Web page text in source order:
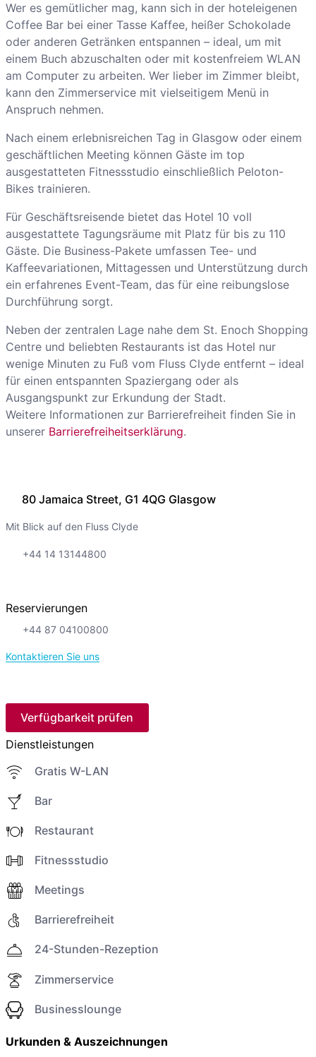
80 Jamaica Street, G1 4QG Glasgow
Mit Blick auf den Fluss Clyde
+44 14 13144800
Reservierungen
+44 87 04100800
Kontaktieren Sie uns
Verfügbarkeit prüfen
Dienstleistungen
Gratis W-LAN
Bar
Restaurant
Fitnessstudio
Meetings
Barrierefreiheit
24-Stunden-Rezeption
Zimmerservice
Businesslounge
Urkunden & Auszeichnungen
Wer es gemütlicher mag, kann sich in der hoteleigenen
Coffee Bar bei einer Tasse Kaffee, heißer Schokolade
oder anderen Getränken entspannen – ideal, um mit
einem Buch abzuschalten oder mit kostenfreiem WLAN
am Computer zu arbeiten. Wer lieber im Zimmer bleibt,
kann den Zimmerservice mit vielseitigem Menü in
Anspruch nehmen.
Nach einem erlebnisreichen Tag in Glasgow oder einem
geschäftlichen Meeting können Gäste im top
ausgestatteten Fitnessstudio einschließlich Peloton-
Bikes trainieren.
Für Geschäftsreisende bietet das Hotel 10 voll
ausgestattete Tagungsräume mit Platz für bis zu 110
Gäste. Die Business-Pakete umfassen Tee- und
Kaffeevariationen, Mittagessen und Unterstützung durch
ein erfahrenes Event-Team, das für eine reibungslose
Durchführung sorgt.
Neben der zentralen Lage nahe dem St. Enoch Shopping
Centre und beliebten Restaurants ist das Hotel nur
wenige Minuten zu Fuß vom Fluss Clyde entfernt – ideal
für einen entspannten Spaziergang oder als
Ausgangspunkt zur Erkundung der Stadt.
Weitere Informationen zur Barrierefreiheit finden Sie in
unserer Barrierefreiheitserklärung.